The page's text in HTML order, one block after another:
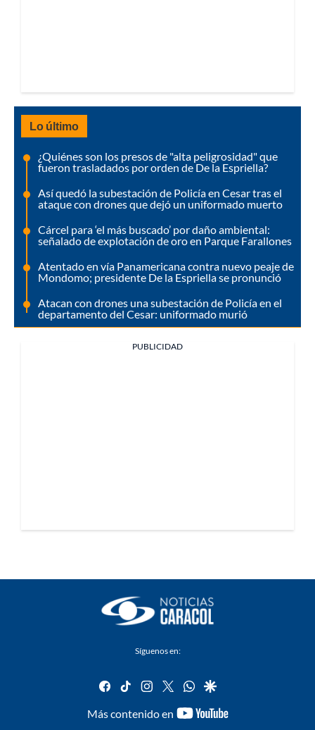
Lo último
¿Quiénes son los presos de "alta peligrosidad" que
fueron trasladados por orden de De la Espriella?
Así quedó la subestación de Policía en Cesar tras el
ataque con drones que dejó un uniformado muerto
Cárcel para ‘el más buscado’ por daño ambiental:
señalado de explotación de oro en Parque Farallones
Atentado en vía Panamericana contra nuevo peaje de
Mondomo; presidente De la Espriella se pronunció
Atacan con drones una subestación de Policía en el
departamento del Cesar: uniformado murió
PUBLICIDAD
Síguenos en:
facebook
tiktok instagram
twitterwhatsapp
google
Más contenido en
youtube-